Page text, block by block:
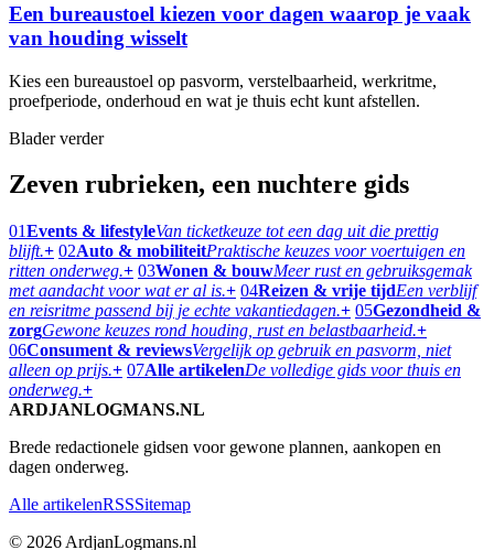
Een bureaustoel kiezen voor dagen waarop je vaak
van houding wisselt
Kies een bureaustoel op pasvorm, verstelbaarheid, werkritme,
proefperiode, onderhoud en wat je thuis echt kunt afstellen.
Blader verder
Zeven rubrieken, een nuchtere gids
01Events & lifestyleVan ticketkeuze tot een dag uit die prettig
blijft.+ 02Auto & mobiliteitPraktische keuzes voor voertuigen en
ritten onderweg.+ 03Wonen & bouwMeer rust en gebruiksgemak
met aandacht voor wat er al is.+ 04Reizen & vrije tijdEen verblijf
en reisritme passend bij je echte vakantiedagen.+ 05Gezondheid &
zorgGewone keuzes rond houding, rust en belastbaarheid.+
06Consument & reviewsVergelijk op gebruik en pasvorm, niet
alleen op prijs.+ 07Alle artikelenDe volledige gids voor thuis en
onderweg.+
ARDJANLOGMANS.NL
Brede redactionele gidsen voor gewone plannen, aankopen en
dagen onderweg.
Alle artikelenRSSSitemap
© 2026 ArdjanLogmans.nl